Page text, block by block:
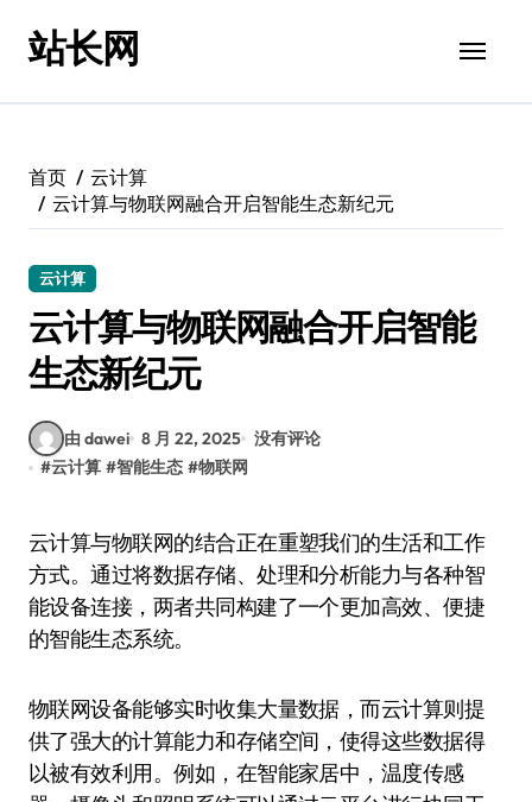
站长网
首页
云计算
云计算与物联网融合开启智能生态新纪元
云计算
云计算与物联网融合开启智能
生态新纪元
由 dawei 8 月 22, 2025 没有评论
#云计算 #智能生态 #物联网
云计算与物联网的结合正在重塑我们的生活和工作
方式。通过将数据存储、处理和分析能力与各种智
能设备连接，两者共同构建了一个更加高效、便捷
的智能生态系统。
物联网设备能够实时收集大量数据，而云计算则提
供了强大的计算能力和存储空间，使得这些数据得
以被有效利用。例如，在智能家居中，温度传感